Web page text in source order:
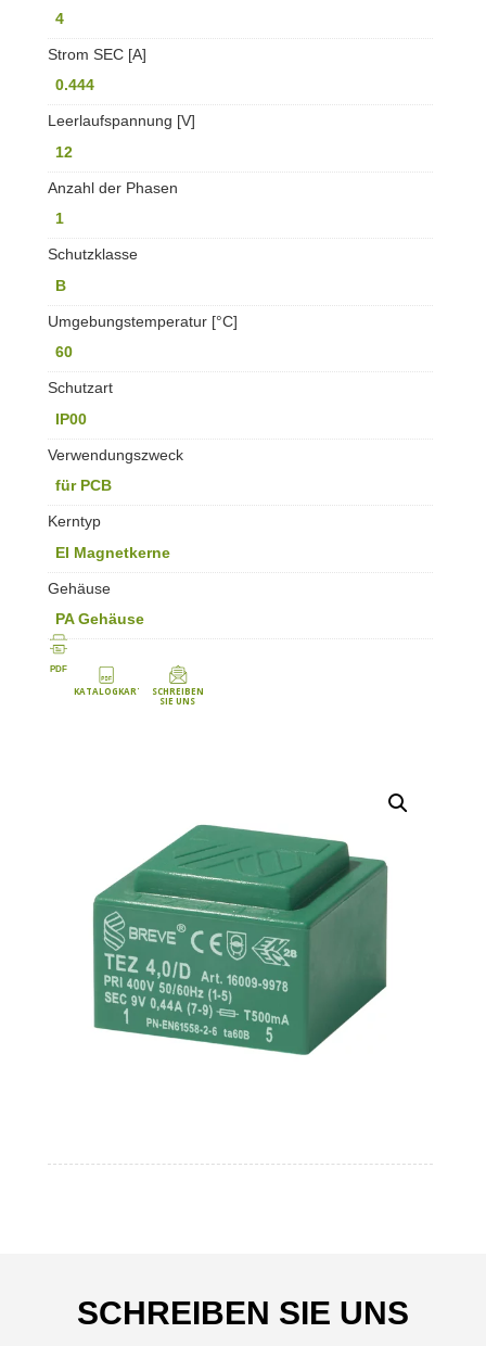
4
Strom SEC [A]
0.444
Leerlaufspannung [V]
12
Anzahl der Phasen
1
Schutzklasse
B
Umgebungstemperatur [°C]
60
Schutzart
IP00
Verwendungszweck
für PCB
Kerntyp
EI Magnetkerne
Gehäuse
PA Gehäuse
PDF
KATALOGKARTE
SCHREIBEN
SIE UNS
SCHREIBEN SIE UNS